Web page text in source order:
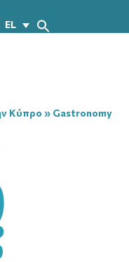
EL
Κύπρο » Gastronomy